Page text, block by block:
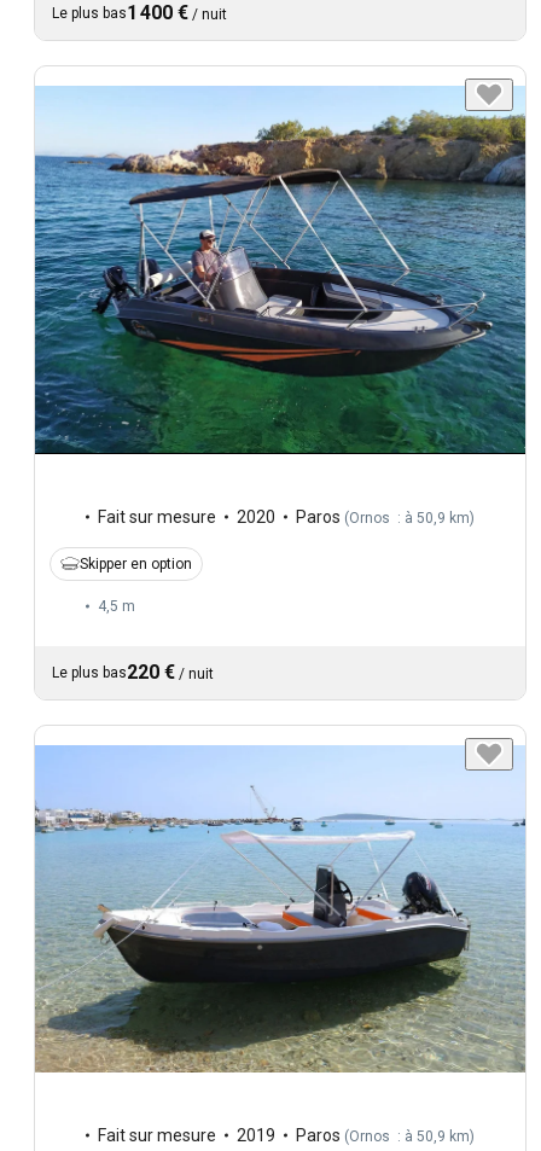
Le plus bas1 400 € / nuit
Fait sur mesure 2020 Paros (Ornos : à 50,9 km)
Skipper en option
4,5 m
Le plus bas220 € / nuit
Fait sur mesure 2019 Paros (Ornos : à 50,9 km)